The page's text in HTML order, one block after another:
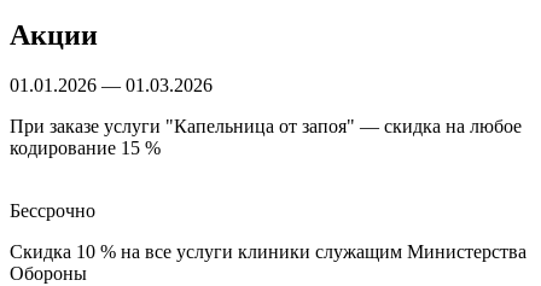
Акции
01.01.2026 — 01.03.2026
При заказе услуги "Капельница от запоя" — скидка на любое
кодирование 15 %
Бессрочно
Скидка 10 % на все услуги клиники служащим Министерства
Обороны